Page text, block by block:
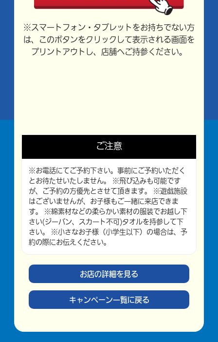
※スマートフォン・タブレットをお持ちでない方
は、このボタンをクリックして表示される画面を
プリントアウトし、店舗へご持参ください。
ご注意
※お電話にてご予約下さい。事前にご予約いただく
とお待たせいたしません。 ※飛び込みも可能です
が、ご予約の方優先とさせて頂きます。 ※遊戯施設
はございませんが、お子様もご一緒に来店できま
す。 ※綿素材などの柔らかい素材の服装でお越し下
さい(ジーパン、スカート不可)タオルを持参して下
さい。 ※小さなお子様（小学生以下）の場合は、予
約の際にお伝えください。
お店の詳細を見る
キャンペーン一覧に戻る